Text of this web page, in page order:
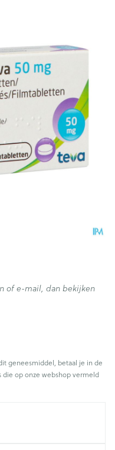
geneesmiddel, betaal je in de
op onze webshop vermeld
of e-mail, dan bekijken